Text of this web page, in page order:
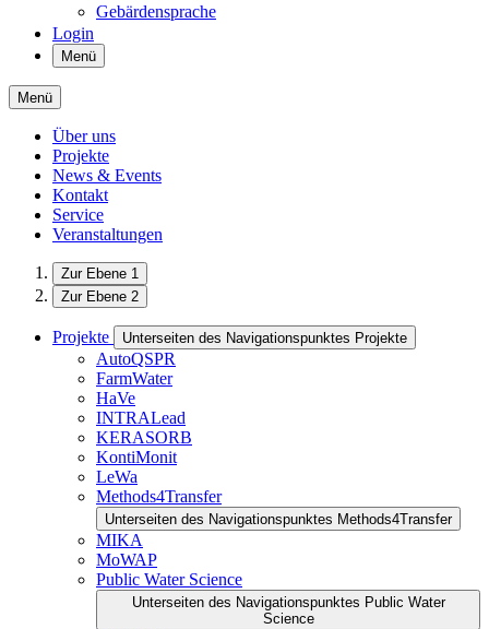
Gebärdensprache
Login
Menü
Menü
Über uns
Projekte
News & Events
Kontakt
Service
Veranstaltungen
Zur Ebene 1
Zur Ebene 2
Projekte Unterseiten des Navigationspunktes Projekte
AutoQSPR
FarmWater
HaVe
INTRALead
KERASORB
KontiMonit
LeWa
Methods4Transfer
Unterseiten des Navigationspunktes Methods4Transfer
MIKA
MoWAP
Public Water Science
Unterseiten des Navigationspunktes Public Water
Science